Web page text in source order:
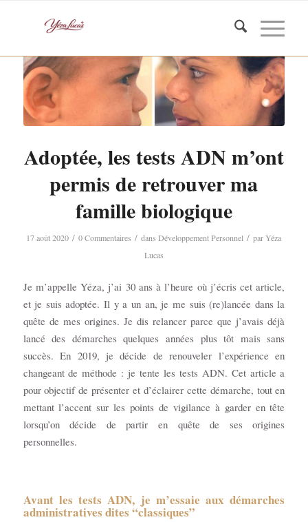
Adoptée, les tests ADN m’ont
permis de retrouver ma
famille biologique
17 août 2020 / 0 Commentaires / dansDéveloppement Personnel / parYéza
Lucas
Je m’appelle Yéza, j’ai 30 ans à l’heure où j’écris cet article,
et je suis adoptée. Il y a un an, je me suis (re)lancée dans la
quête de mes origines. Je dis relancer parce que j’avais déjà
lancé des démarches quelques années plus tôt mais sans
succès. En 2019, je décide de renouveler l’expérience en
changeant de méthode : je tente les tests ADN. Cet article a
pour objectif de présenter et d’éclairer cette démarche, tout en
mettant l’accent sur les points de vigilance à garder en tête
lorsqu’on décide de partir en quête de ses origines
personnelles.
Avant les tests ADN, je m’essaie aux démarches
administratives dites “classiques”